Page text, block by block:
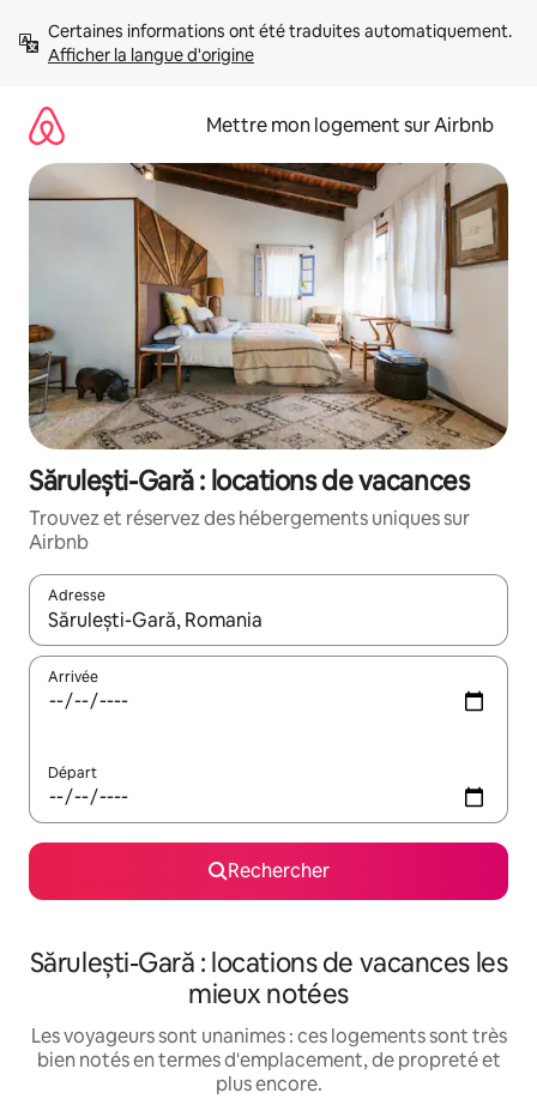
directement
Afficher la langue d'origine
Mettre mon logement sur Airbnb
Sărulești-Gară : locations de vacances
Trouvez et réservez des hébergements uniques sur
Airbnb
Adresse
Lorsque les résultats s'affichent, utilisez les flèches vers le
Arrivée
Départ
Rechercher
Sărulești-Gară : locations de vacances les
mieux notées
Les voyageurs sont unanimes : ces logements sont très
bien notés en termes d'emplacement, de propreté et
plus encore.